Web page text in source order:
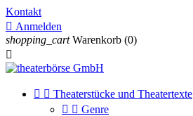
Kontakt
 Anmelden
shopping_cart Warenkorb (0)

  Theaterstücke und Theatertexte
  Genre